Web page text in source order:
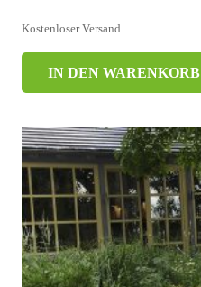
Kostenloser Versand
IN DEN WARENKORB